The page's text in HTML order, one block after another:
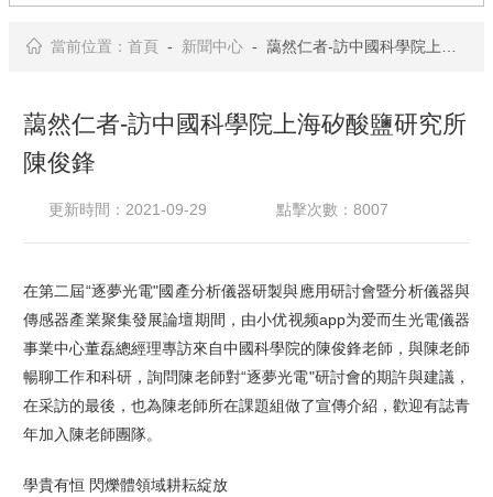
當前位置： 首頁- 新聞中心- 藹然仁者-訪中國科學院上海矽酸鹽研究所陳俊鋒
藹然仁者-訪中國科學院上海矽酸鹽研究所
陳俊鋒
更新時間：2021-09-29 點擊次數：8007
在第二屆“逐夢光電"國產分析儀器研製與應用研討會暨分析儀器與
傳感器產業聚集發展論壇期間，由小优视频app为爱而生光電儀器
事業中心董磊總經理專訪來自中國科學院的陳俊鋒老師，與陳老師
暢聊工作和科研，詢問陳老師對“逐夢光電"研討會的期許與建議，
在采訪的最後，也為陳老師所在課題組做了宣傳介紹，歡迎有誌青
年加入陳老師團隊。
學貴有恒 閃爍體領域耕耘綻放